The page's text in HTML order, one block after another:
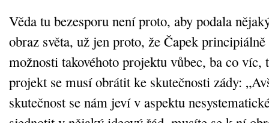
Věda tu bezesporu není proto, aby podala
obraz světa, už jen proto, že Čapek
možnosti takovéhoto projektu vůbec, ba co víc,
projekt se musí obrátit ke skutečnosti zády:
skutečnost se nám jeví v aspektu